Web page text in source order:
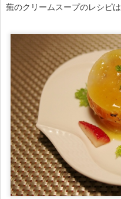
蕪のクリームスープのレシピは